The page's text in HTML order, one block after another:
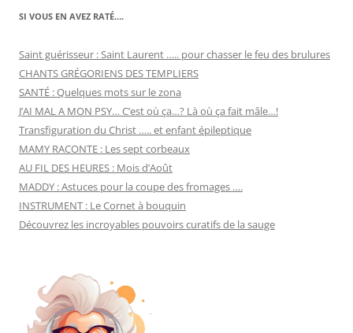
SI VOUS EN AVEZ RATÉ….
Saint guérisseur : Saint Laurent ….. pour chasser le feu des brulures
CHANTS GRÉGORIENS DES TEMPLIERS
SANTÉ : Quelques mots sur le zona
J’AI MAL A MON PSY… C’est où ça…? Là où ça fait mâle…!
Transfiguration du Christ ….. et enfant épileptique
MAMY RACONTE : Les sept corbeaux
AU FIL DES HEURES : Mois d’Août
MADDY : Astuces pour la coupe des fromages ….
INSTRUMENT : Le Cornet à bouquin
Découvrez les incroyables pouvoirs curatifs de la sauge